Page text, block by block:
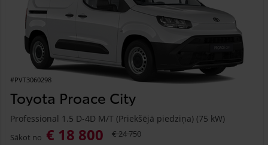
#PVT3060298
Toyota Proace City
Professional 1.5 D-4D M/T (Priekšējā piedziņa) (75 kW)
Sākot no € 18 800 € 24 750